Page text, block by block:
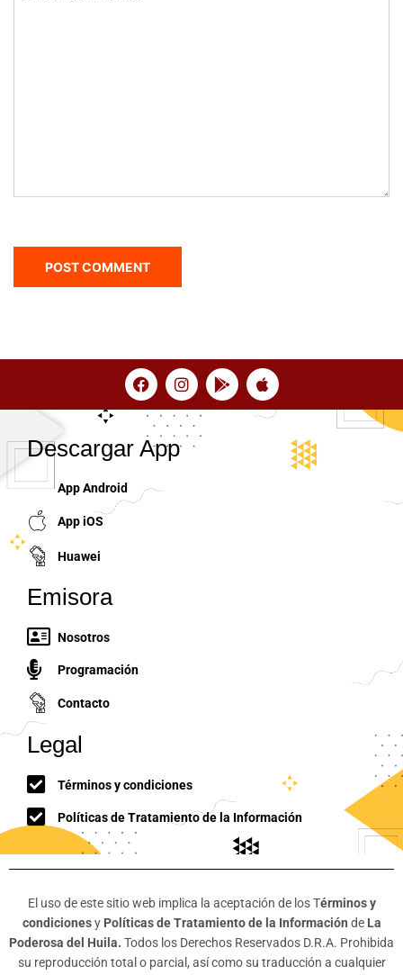
Descargar App
App Android
App iOS
Huawei
Emisora
Nosotros
Programación
Contacto
Legal
Términos y condiciones
Políticas de Tratamiento de la Información
El uso de este sitio web implica la aceptación de los Términos y
condicionesy Políticas de Tratamiento de la Información de La
Poderosa del Huila. Todos los Derechos Reservados D.R.A. Prohibida
su reproducción total o parcial, así como su traducción a cualquier